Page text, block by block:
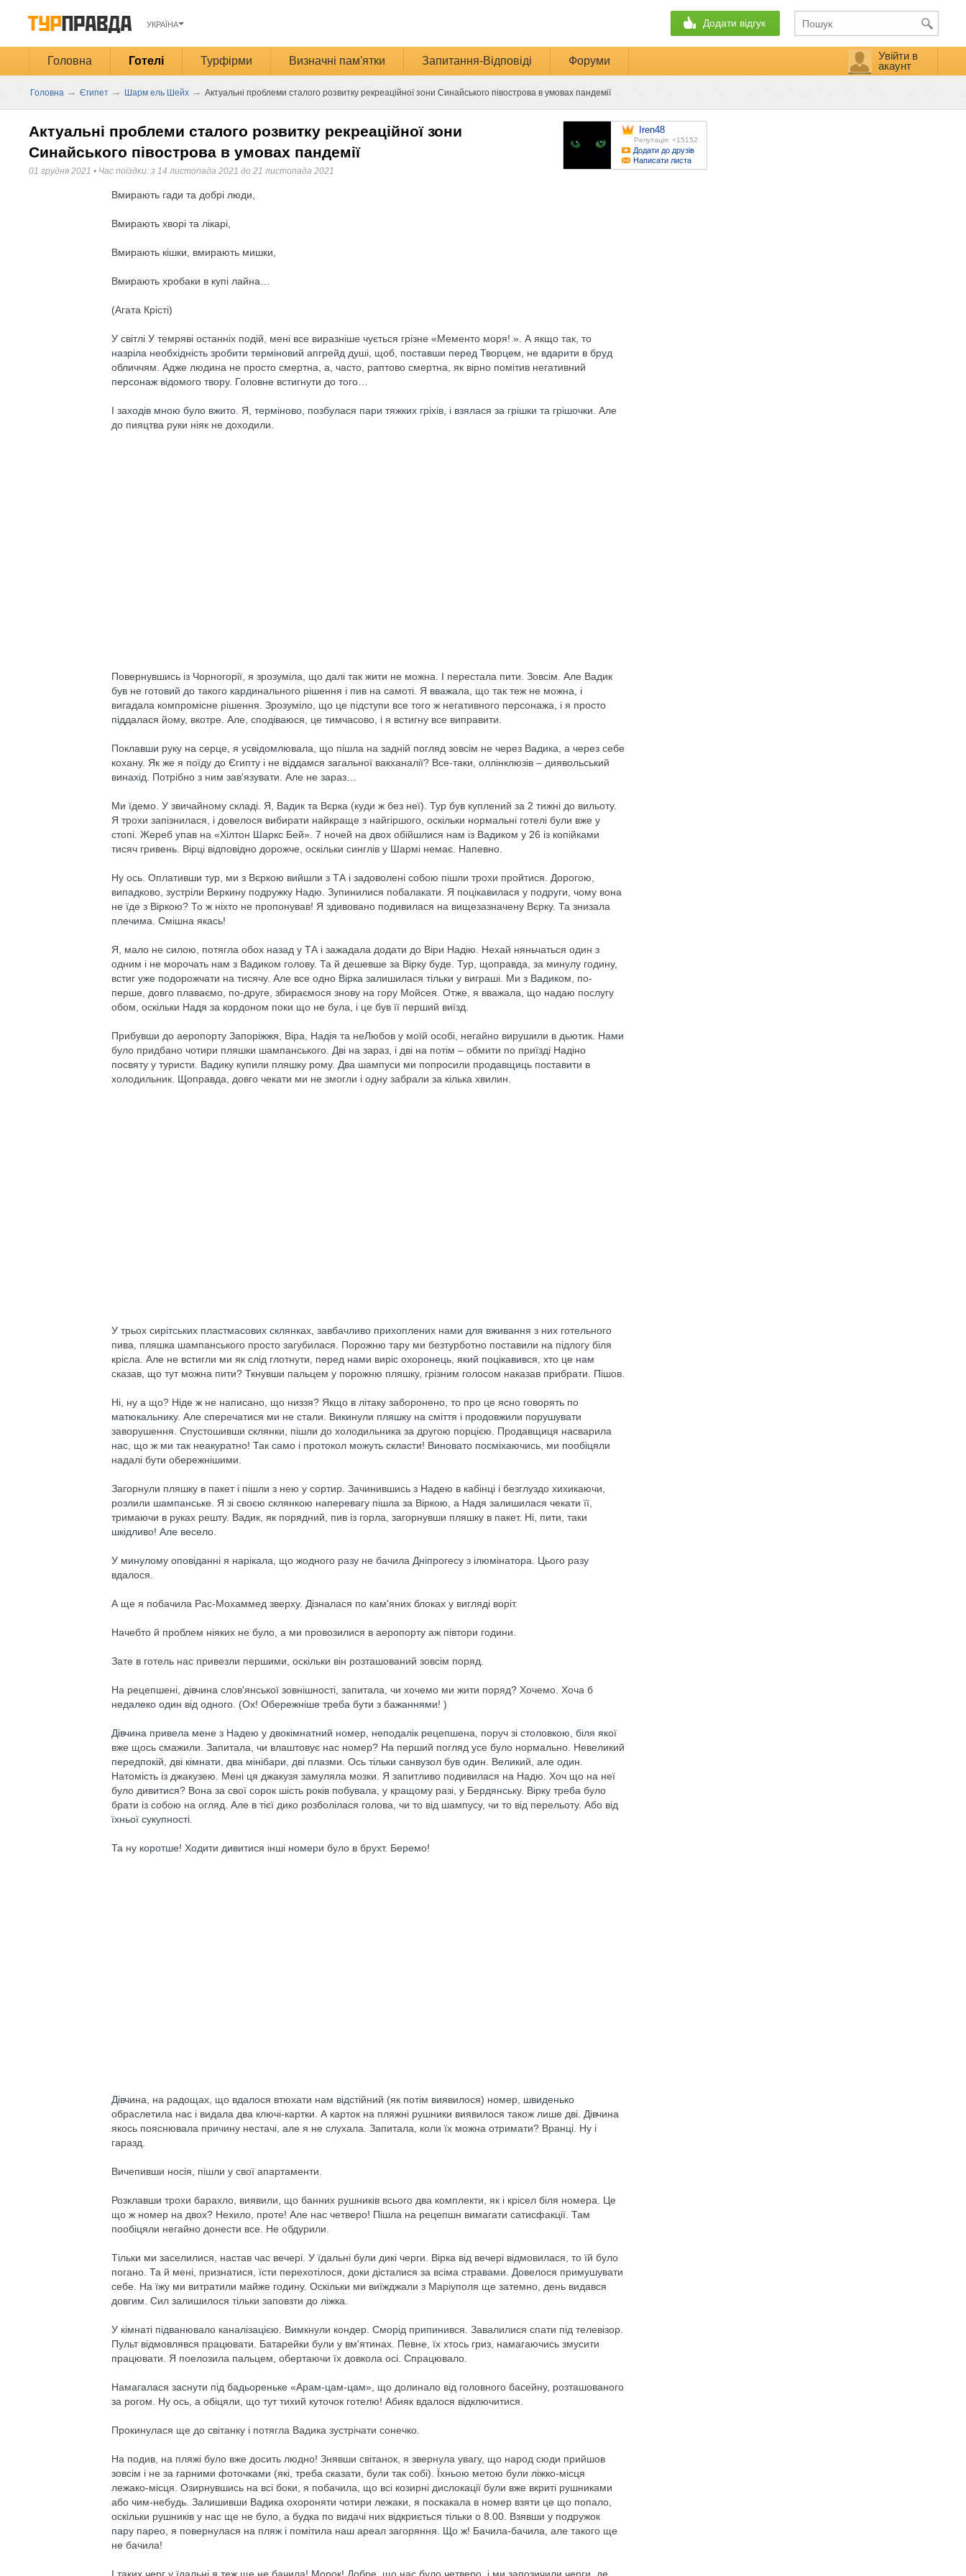
УКРАЇНА Додати відгук
Головна Готелі Турфірми Визначні пам'ятки Запитання-Відповіді Форуми
Увійти в
акаунт
Головна → Єгипет → Шарм ель Шейх → Актуальні проблеми сталого розвитку рекреаційної зони Синайського півострова в умовах пандемії
Актуальні проблеми сталого розвитку рекреаційної зони
Синайського півострова в умовах пандемії
01 грудня 2021 • Час поїздки: з 14 листопада 2021 до 21 листопада 2021
Iren48
Репутація: +15152
Додати до друзів
Написати листа
Вмирають гади та добрі люди,
Вмирають хворі та лікарі,
Вмирають кішки, вмирають мишки,
Вмирають хробаки в купі лайна…
(Агата Крісті)
У світлі У темряві останніх подій, мені все виразніше чується грізне «Мементо моря! ». А якщо так, то
назріла необхідність зробити терміновий апгрейд душі, щоб, поставши перед Творцем, не вдарити в бруд
обличчям. Адже людина не просто смертна, а, часто, раптово смертна, як вірно помітив негативний
персонаж відомого твору. Головне встигнути до того…
І заходів мною було вжито. Я, терміново, позбулася пари тяжких гріхів, і взялася за грішки та грішочки. Але
до пияцтва руки ніяк не доходили.
Повернувшись із Чорногорії, я зрозуміла, що далі так жити не можна. І перестала пити. Зовсім. Але Вадик
був не готовий до такого кардинального рішення і пив на самоті. Я вважала, що так теж не можна, і
вигадала компромісне рішення. Зрозуміло, що це підступи все того ж негативного персонажа, і я просто
піддалася йому, вкотре. Але, сподіваюся, це тимчасово, і я встигну все виправити.
Поклавши руку на серце, я усвідомлювала, що пішла на задній погляд зовсім не через Вадика, а через себе
кохану. Як же я поїду до Єгипту і не віддамся загальної вакханалії? Все-таки, оллінклюзів – диявольський
винахід. Потрібно з ним зав'язувати. Але не зараз…
Ми їдемо. У звичайному складі. Я, Вадик та Вєрка (куди ж без неї). Тур був куплений за 2 тижні до вильоту.
Я трохи запізнилася, і довелося вибирати найкраще з найгіршого, оскільки нормальні готелі були вже у
стопі. Жереб упав на «Хілтон Шаркс Бей». 7 ночей на двох обійшлися нам із Вадиком у 26 із копійками
тисяч гривень. Вірці відповідно дорожче, оскільки синглів у Шармі немає. Напевно.
Ну ось. Оплативши тур, ми з Вєркою вийшли з ТА і задоволені собою пішли трохи пройтися. Дорогою,
випадково, зустріли Веркину подружку Надю. Зупинилися побалакати. Я поцікавилася у подруги, чому вона
не їде з Віркою? То ж ніхто не пропонував! Я здивовано подивилася на вищезазначену Вєрку. Та знизала
плечима. Смішна якась!
Я, мало не силою, потягла обох назад у ТА і зажадала додати до Віри Надію. Нехай няньчаться один з
одним і не морочать нам з Вадиком голову. Та й дешевше за Вірку буде. Тур, щоправда, за минулу годину,
встиг уже подорожчати на тисячу. Але все одно Вірка залишилася тільки у виграші. Ми з Вадиком, по-
перше, довго плаваємо, по-друге, збираємося знову на гору Мойсея. Отже, я вважала, що надаю послугу
обом, оскільки Надя за кордоном поки що не була, і це був її перший виїзд.
Прибувши до аеропорту Запоріжжя, Віра, Надія та неЛюбов у моїй особі, негайно вирушили в дьютик. Нами
було придбано чотири пляшки шампанського. Дві на зараз, і дві на потім – обмити по приїзді Надіно
посвяту у туристи. Вадику купили пляшку рому. Два шампуси ми попросили продавщиць поставити в
холодильник. Щоправда, довго чекати ми не змогли і одну забрали за кілька хвилин.
У трьох сирітських пластмасових склянках, завбачливо прихоплених нами для вживання з них готельного
пива, пляшка шампанського просто загубилася. Порожню тару ми безтурботно поставили на підлогу біля
крісла. Але не встигли ми як слід глотнути, перед нами виріс охоронець, який поцікавився, хто це нам
сказав, що тут можна пити? Ткнувши пальцем у порожню пляшку, грізним голосом наказав прибрати. Пішов.
Ні, ну а що? Ніде ж не написано, що низзя? Якщо в літаку заборонено, то про це ясно говорять по
матюкальнику. Але сперечатися ми не стали. Викинули пляшку на сміття і продовжили порушувати
заворушення. Спустошивши склянки, пішли до холодильника за другою порцією. Продавщиця насварила
нас, що ж ми так неакуратно! Так само і протокол можуть скласти! Виновато посміхаючись, ми пообіцяли
надалі бути обережнішими.
Загорнули пляшку в пакет і пішли з нею у сортир. Зачинившись з Надею в кабінці і безглуздо хихикаючи,
розлили шампанське. Я зі своєю склянкою наперевагу пішла за Віркою, а Надя залишилася чекати її,
тримаючи в руках решту. Вадик, як порядний, пив із горла, загорнувши пляшку в пакет. Ні, пити, таки
шкідливо! Але весело.
У минулому оповіданні я нарікала, що жодного разу не бачила Дніпрогесу з ілюмінатора. Цього разу
вдалося.
А ще я побачила Рас-Мохаммед зверху. Дізналася по кам'яних блоках у вигляді воріт.
Начебто й проблем ніяких не було, а ми провозилися в аеропорту аж півтори години.
Зате в готель нас привезли першими, оскільки він розташований зовсім поряд.
На рецепшені, дівчина слов'янської зовнішності, запитала, чи хочемо ми жити поряд? Хочемо. Хоча б
недалеко один від одного. (Ох! Обережніше треба бути з бажаннями! )
Дівчина привела мене з Надею у двокімнатний номер, неподалік рецепшена, поруч зі столовкою, біля якої
вже щось смажили. Запитала, чи влаштовує нас номер? На перший погляд усе було нормально. Невеликий
передпокій, дві кімнати, два мінібари, дві плазми. Ось тільки санвузол був один. Великий, але один.
Натомість із джакузею. Мені ця джакузя замуляла мозки. Я запитливо подивилася на Надю. Хоч що на неї
було дивитися? Вона за свої сорок шість років побувала, у кращому разі, у Бердянську. Вірку треба було
брати із собою на огляд. Але в тієї дико розболілася голова, чи то від шампусу, чи то від перельоту. Або від
їхньої сукупності.
Та ну коротше! Ходити дивитися інші номери було в брухт. Беремо!
Дівчина, на радощах, що вдалося втюхати нам відстійний (як потім виявилося) номер, швиденько
обраслетила нас і видала два ключі-картки. А карток на пляжні рушники виявилося також лише дві. Дівчина
якось пояснювала причину нестачі, але я не слухала. Запитала, коли їх можна отримати? Вранці. Ну і
гаразд.
Вичепивши носія, пішли у свої апартаменти.
Розклавши трохи барахло, виявили, що банних рушників всього два комплекти, як і крісел біля номера. Це
що ж номер на двох? Нехило, проте! Але нас четверо! Пішла на рецепшн вимагати сатисфакції. Там
пообіцяли негайно донести все. Не обдурили.
Тільки ми заселилися, настав час вечері. У їдальні були дикі черги. Вірка від вечері відмовилася, то їй було
погано. Та й мені, признатися, їсти перехотілося, доки дісталися за всіма стравами. Довелося примушувати
себе. На їжу ми витратили майже годину. Оскільки ми виїжджали з Маріуполя ще затемно, день видався
довгим. Сил залишилося тільки заповзти до ліжка.
У кімнаті підванювало каналізацією. Вимкнули кондер. Сморід припинився. Завалилися спати під телевізор.
Пульт відмовлявся працювати. Батарейки були у вм'ятинах. Певне, їх хтось гриз, намагаючись змусити
працювати. Я поелозила пальцем, обертаючи їх довкола осі. Спрацювало.
Намагалася заснути під бадьореньке «Арам-цам-цам», що долинало від головного басейну, розташованого
за рогом. Ну ось, а обіцяли, що тут тихий куточок готелю! Абияк вдалося відключитися.
Прокинулася ще до світанку і потягла Вадика зустрічати сонечко.
На подив, на пляжі було вже досить людно! Знявши світанок, я звернула увагу, що народ сюди прийшов
зовсім і не за гарними фоточками (які, треба сказати, були так собі). Їхньою метою були ліжко-місця
лежако-місця. Озирнувшись на всі боки, я побачила, що всі козирні дислокації були вже вкриті рушниками
або чим-небудь. Залишивши Вадика охороняти чотири лежаки, я поскакала в номер взяти це що попало,
оскільки рушників у нас ще не було, а будка по видачі них відкриється тільки о 8.00. Взявши у подружок
пару парео, я повернулася на пляж і помітила наш ареал загоряння. Що ж! Бачила-бачила, але такого ще
не бачила!